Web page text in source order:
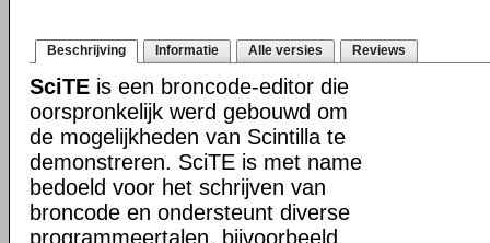
Beschrijving Informatie Alle versies Reviews
SciTE is een broncode-editor die
oorspronkelijk werd gebouwd om
de mogelijkheden van Scintilla te
demonstreren. SciTE is met name
bedoeld voor het schrijven van
broncode en ondersteunt diverse
programmeertalen, bijvoorbeeld